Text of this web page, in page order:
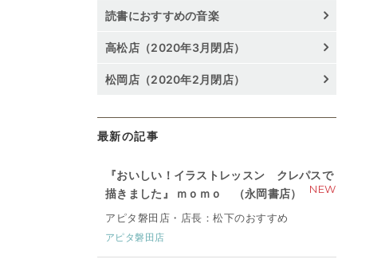
読書におすすめの音楽
高松店（2020年3月閉店）
松岡店（2020年2月閉店）
最新の記事
『おいしい！イラストレッスン クレパスで
描きました』 ｍｏｍｏ （永岡書店）
NEW
アピタ磐田店・店長：松下のおすすめ
アピタ磐田店